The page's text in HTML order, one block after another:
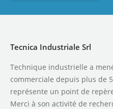
Tecnica Industriale Srl
Technique industrielle a
commerciale depuis plus de
représente un point de
Merci à son activité de